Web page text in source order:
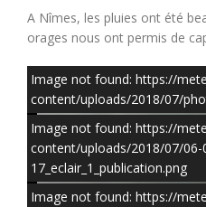
A Nîmes, les pluies ont été
orages nous ont permis de
Image not found: https://
content/uploads/2018/07/
Image not found: https://
content/uploads/2018/07/06-
17_eclair_1_publication.png
Image not found: https://